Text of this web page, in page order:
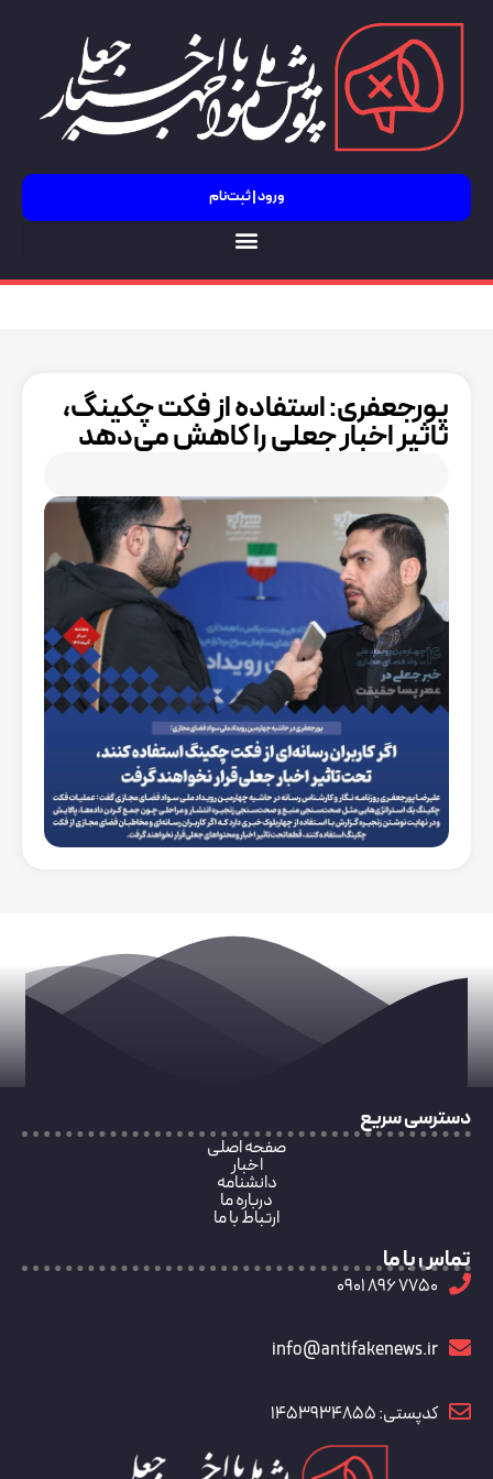
ورود | ثبت‌نام
پورجعفری: استفاده از فکت چکینگ،
تاثیر اخبار جعلی را کاهش می‌دهد
دسترسی سریع
صفحه اصلی
اخبار
دانشنامه
درباره ما
ارتباط با ما
تماس با ما
7750 896 0901
info@antifakenews.ir
کدپستی: 1453934855